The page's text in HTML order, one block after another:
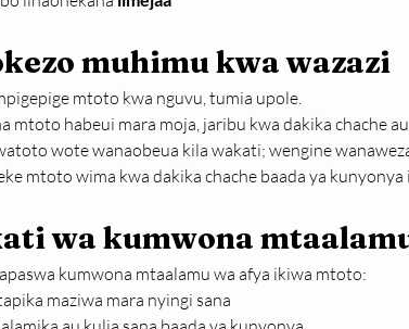
muhimu kwa wazazi
mtoto kwa nguvu, tumia upole.
mtoto habeui mara moja, jaribu kwa dakika chache
wote wanaobeua kila wakati; wengine
mtoto wima kwa dakika chache baada ya kunyonya
wa kumwona
kumwona mtaalamu wa afya ikiwa mtoto:
maziwa mara nyingi sana